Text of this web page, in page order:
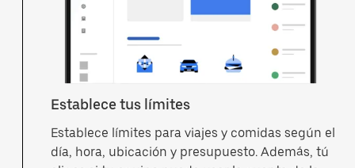
Establece tus límites
Establece límites para viajes y comidas según el
día, hora, ubicación y presupuesto. Además, tú